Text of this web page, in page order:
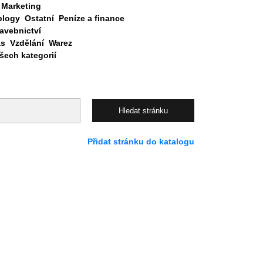
Marketing
Ostatní Peníze a finance
Vzdělání Warez
kategorií
Přidat stránku do katalogu